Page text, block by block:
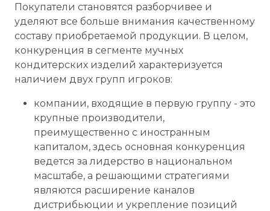
Покупатели становятся разборчивее и
уделяют все больше внимания качественному
составу приобретаемой продукции. В целом,
конкуренция в сегменте мучных
кондитерских изделий характеризуется
наличием двух групп игроков:
компании, входящие в первую группу - это
крупные производители,
преимущественно с иностранным
капиталом, здесь основная конкуренция
ведется за лидерство в национальном
масштабе, а решающими стратегиями
являются расширение каналов
дистрибьюции и укрепление позиций